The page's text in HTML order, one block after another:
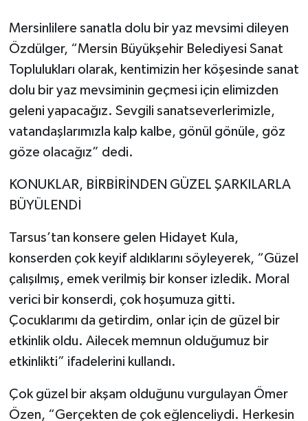
Mersinlilere sanatla dolu bir yaz mevsimi dileyen
Özdülger, “Mersin Büyükşehir Belediyesi Sanat
Toplulukları olarak, kentimizin her köşesinde sanat
dolu bir yaz mevsiminin geçmesi için elimizden
geleni yapacağız. Sevgili sanatseverlerimizle,
vatandaşlarımızla kalp kalbe, gönül gönüle, göz
göze olacağız” dedi.
KONUKLAR, BİRBİRİNDEN GÜZEL ŞARKILARLA
BÜYÜLENDİ
Tarsus’tan konsere gelen Hidayet Kula,
konserden çok keyif aldıklarını söyleyerek, “Güzel
çalışılmış, emek verilmiş bir konser izledik. Moral
verici bir konserdi, çok hoşumuza gitti.
Çocuklarımı da getirdim, onlar için de güzel bir
etkinlik oldu. Ailecek memnun olduğumuz bir
etkinlikti” ifadelerini kullandı.
Çok güzel bir akşam olduğunu vurgulayan Ömer
Özen, “Gerçekten de çok eğlenceliydi. Herkesin